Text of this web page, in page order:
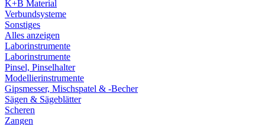
K+B Material
Verbundsysteme
Sonstiges
Alles anzeigen
Laborinstrumente
Laborinstrumente
Pinsel, Pinselhalter
Modellierinstrumente
Gipsmesser, Mischspatel & -Becher
Sägen & Sägeblätter
Scheren
Zangen